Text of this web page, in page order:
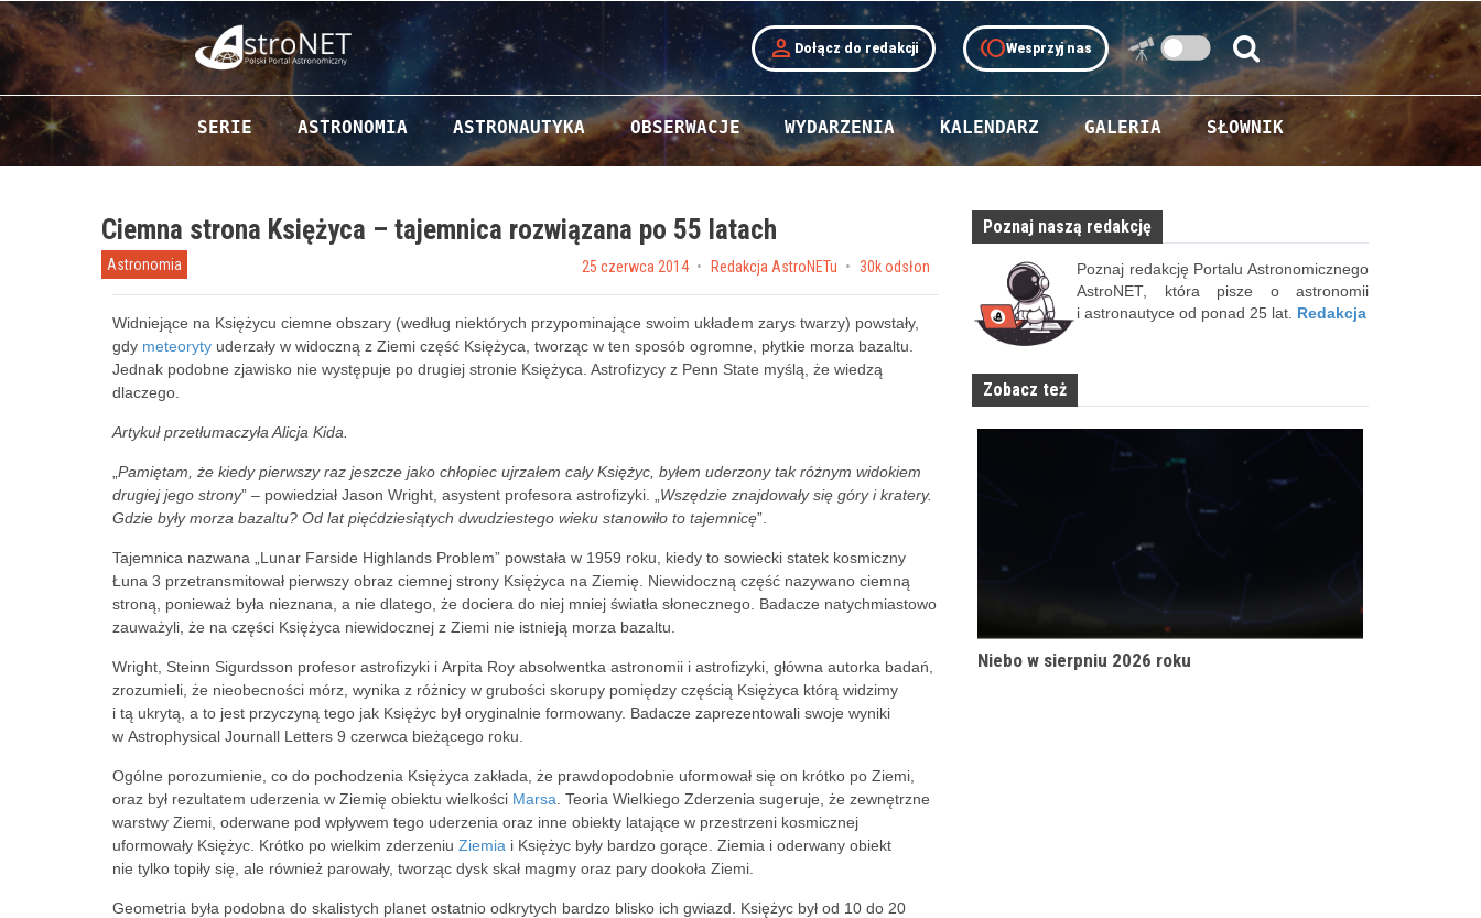
person Dołącz do redakcji tollWesprzyj nas
Szukaj:
Szukaj
Przejdź do zawartości
SERIE ASTRONOMIA ASTRONAUTYKA OBSERWACJE WYDARZENIA KALENDARZ GALERIA SŁOWNIK
Ciemna strona Księżyca – tajemnica rozwiązana po 55 latach
Astronomia Posted on
25 czerwca 2014 by Redakcja AstroNETu 30k odsłon
Widniejące na Księżycu ciemne obszary (według niektórych przypominające swoim układem zarys twarzy) powstały,
gdy meteoryty uderzały w widoczną z Ziemi część Księżyca, tworząc w ten sposób ogromne, płytkie morza bazaltu.
Jednak podobne zjawisko nie występuje po drugiej stronie Księżyca. Astrofizycy z Penn State myślą, że wiedzą
dlaczego.
Artykuł przetłumaczyła Alicja Kida.
Pamiętam, że kiedy pierwszy raz jeszcze jako chłopiec ujrzałem cały Księżyc, byłem uderzony tak różnym widokiem
drugiej jego strony” – powiedział Jason Wright, asystent profesora astrofizyki. „ Wszędzie znajdowały się góry i kratery.
Gdzie były morza bazaltu? Od lat pięćdziesiątych dwudziestego wieku stanowiło to tajemnicę”.
Tajemnica nazwana „Lunar Farside Highlands Problem” powstała w 1959 roku, kiedy to sowiecki statek kosmiczny
Łuna 3 przetransmitował pierwszy obraz ciemnej strony Księżyca na Ziemię. Niewidoczną część nazywano ciemną
stroną, ponieważ była nieznana, a nie dlatego, że dociera do niej mniej światła słonecznego. Badacze natychmiastowo
zauważyli, że na części Księżyca niewidocznej z Ziemi nie istnieją morza bazaltu.
Wright, Steinn Sigurdsson profesor astrofizyki i Arpita Roy absolwentka astronomii i astrofizyki, główna autorka badań,
zrozumieli, że nieobecności mórz, wynika z różnicy w grubości skorupy pomiędzy częścią Księżyca którą widzimy
i tą ukrytą, a to jest przyczyną tego jak Księżyc był oryginalnie formowany. Badacze zaprezentowali swoje wyniki
w Astrophysical Journall Letters 9 czerwca bieżącego roku.
Ogólne porozumienie, co do pochodzenia Księżyca zakłada, że prawdopodobnie uformował się on krótko po Ziemi,
oraz był rezultatem uderzenia w Ziemię obiektu wielkości Marsa . Teoria Wielkiego Zderzenia sugeruje, że zewnętrzne
warstwy Ziemi, oderwane pod wpływem tego uderzenia oraz inne obiekty latające w przestrzeni kosmicznej
uformowały Księżyc. Krótko po wielkim zderzeniu Ziemia i Księżyc były bardzo gorące. Ziemia i oderwany obiekt
nie tylko topiły się, ale również parowały, tworząc dysk skał magmy oraz pary dookoła Ziemi.
Geometria była podobna do skalistych planet ostatnio odkrytych bardzo blisko ich gwiazd. Księżyc był od 10 do 20
Poznaj naszą redakcję
Poznaj redakcję Portalu Astronomicznego
AstroNET, która pisze o astronomii
i astronautyce od ponad 25 lat. Redakcja
Zobacz też
Niebo w sierpniu 2026 roku